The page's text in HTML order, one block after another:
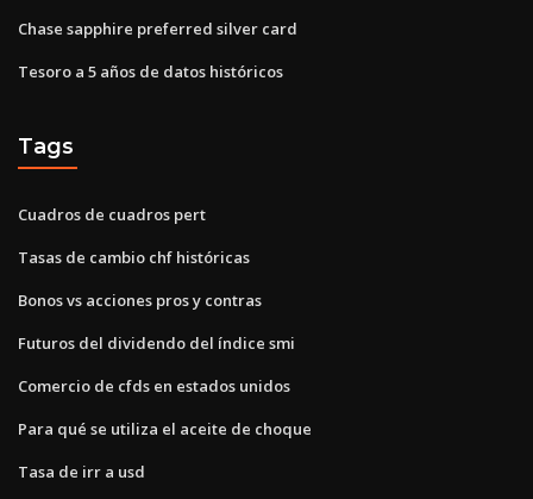
Chase sapphire preferred silver card
Tesoro a 5 años de datos históricos
Tags
Cuadros de cuadros pert
Tasas de cambio chf históricas
Bonos vs acciones pros y contras
Futuros del dividendo del índice smi
Comercio de cfds en estados unidos
Para qué se utiliza el aceite de choque
Tasa de irr a usd